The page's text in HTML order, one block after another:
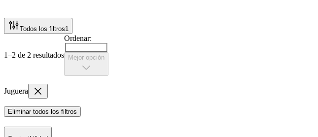
Todos los filtros1
1–2 de 2 resultados
Ordenar:
Mejor opción
Juguera
Eliminar todos los filtros